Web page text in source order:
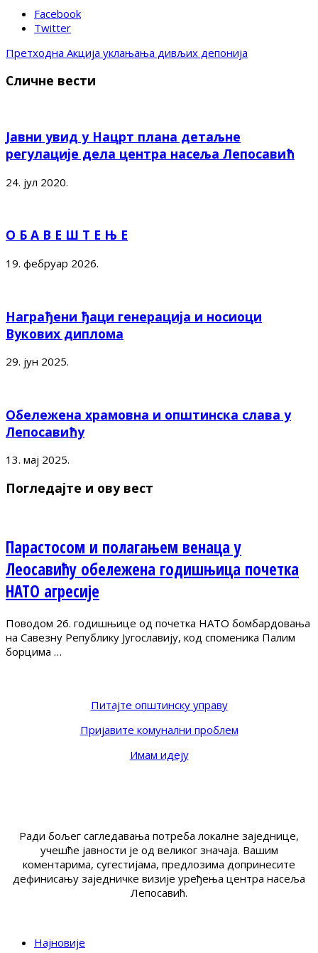
Facebook
Twitter
Претходна Акција уклањања дивљих депонија
Сличне вести
Јавни увид у Нацрт плана детаљне
регулације дела центра насеља Лепосавић
24. јул 2020.
О Б А В Е Ш Т Е Њ Е
19. фебруар 2026.
Награђени ђаци генерација и носиоци
Вукових диплома
29. јун 2025.
Обележена храмовна и општинска слава у
Лепосавићу
13. мај 2025.
Погледајте и ову вест
Парастосом и полагањем венаца у
Леосавићу обележена годишњица почетка
НАТО агресије
Поводом 26. годишњице од почетка НАТО бомбардовања
на Савезну Републику Југославију, код споменика Палим
борцима …
Питајте општинску управу
Пријавите комунални проблем
Имам идеју
Ради бољег сагледавања потреба локалне заједнице,
учешће јавности је од великог значаја. Вашим
коментарима, сугестијама, предлозима допринесите
дефинисању заједничке визије уређења центра насеља
Лепосавић.
Најновије